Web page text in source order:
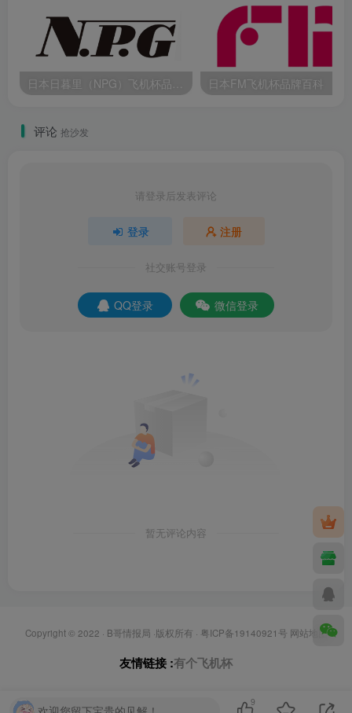
日本FM飞机杯品牌百科
评论 抢沙发
请登录后发表评论
登录 注册
社交账号登录
QQ登录 微信登录
暂无评论内容
Copyright © 2022 · B哥情报局 ·版权所有 · 粤ICP备19140921号 网站地图
友情链接 :有个飞机杯
9